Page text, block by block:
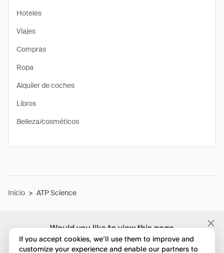
Would you like to view this page
in English?
Hoteles
Viajes
Compras
Ropa
Alquiler de coches
Libros
Belleza/cosméticos
Inicio > ATP Science
If you accept cookies, we’ll use them to improve and
customize your experience and enable our partners to